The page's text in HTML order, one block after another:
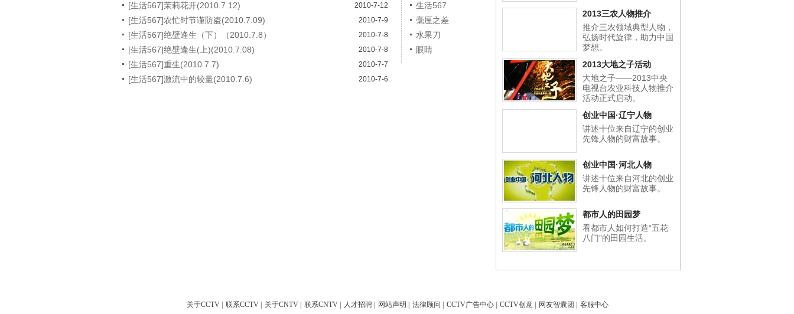
2013三农人物推介
推介三农领域典型人物，
弘扬时代旋律，助力中国
梦想。
2013大地之子活动
大地之子——2013中央
电视台农业科技人物推介
活动正式启动。
创业中国·辽宁人物
讲述十位来自辽宁的创业
先锋人物的财富故事。
创业中国·河北人物
讲述十位来自河北的创业
先锋人物的财富故事。
都市人的田园梦
看都市人如何打造“五花
八门”的田园生活。
[生活567]茉莉花开(2010.7.12)
2010-7-12
[生活567]农忙时节谨防盗(2010.7.09) 2010-7-9
[生活567]绝壁逢生（下）（2010.7.8） 2010-7-8
[生活567]绝壁逢生(上)(2010.7.08) 2010-7-8
[生活567]重生(2010.7.7) 2010-7-7
[生活567]激流中的较量(2010.7.6) 2010-7-6
生活567
毫厘之差
水果刀
眼睛
关于CCTV 联系CCTV 关于CNTV 联系CNTV 人才招聘 网站声明 法律顾问 CCTV广告中心 CCTV创意 网友智囊团 客服中心